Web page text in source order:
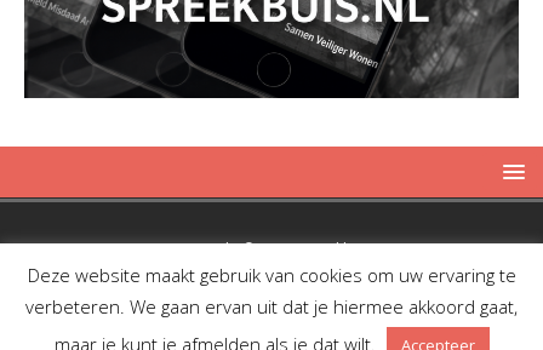
Copyright © 2019 Spreekbuis
Deze website maakt gebruik van cookies om uw ervaring te
verbeteren. We gaan ervan uit dat je hiermee akkoord gaat,
maar je kunt je afmelden als je dat wilt.
Accepteer